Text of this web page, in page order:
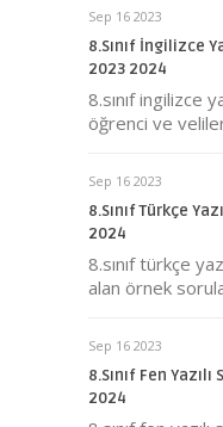
Sep 16 2023
8.Sınıf İngilizce
2023 2024
8.sınıf ingilizce
öğrenci ve
Sep 16 2023
8.Sınıf Türkçe
2024
8.sınıf türkçe
alan örnek
Sep 16 2023
8.Sınıf Fen
2024